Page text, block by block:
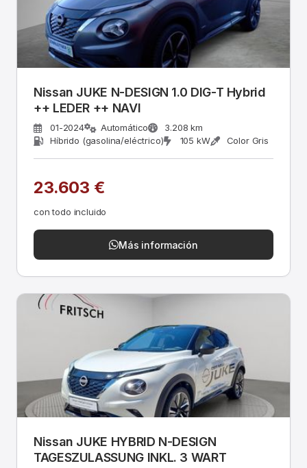
Nissan JUKE N-DESIGN 1.0 DIG-T Hybrid
++ LEDER ++ NAVI
01-2024 Automático
3.208 km
Híbrido (gasolina/eléctrico)
105 kW Color Gris
23.603 €
con todo incluido
Más información
Nissan JUKE HYBRID N-DESIGN
TAGESZULASSUNG INKL. 3 WART